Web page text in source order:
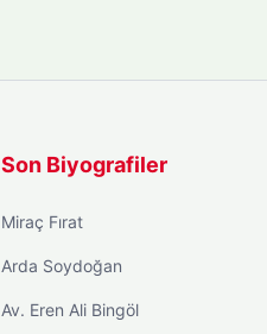
Son Biyografiler
Miraç Fırat
Arda Soydoğan
Av. Eren Ali Bingöl